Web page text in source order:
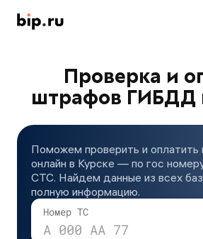
Проверка и
штрафов ГИБДД
Поможем проверить и
онлайн в Курске — по гос
СТС. Найдем данные из всех
полную информацию.
Номер ТС
А 000 АА 77